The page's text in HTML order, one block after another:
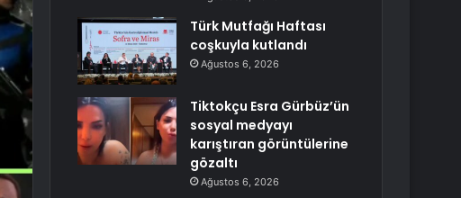
Türk Mutfağı Haftası
coşkuyla kutlandı
Ağustos 6, 2026
Tiktokçu Esra Gürbüz’ün
sosyal medyayı
karıştıran görüntülerine
gözaltı
Ağustos 6, 2026